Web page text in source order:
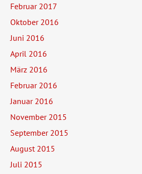
Februar 2017
Oktober 2016
Juni 2016
April 2016
März 2016
Februar 2016
Januar 2016
November 2015
September 2015
August 2015
Juli 2015